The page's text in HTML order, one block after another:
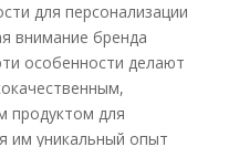
для персонализации
внимание бренда
особенности делают
продуктом для
им уникальный опыт